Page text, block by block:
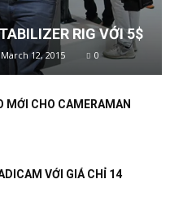
RIG VỚI 5$
March 12, 2015 0
MỚI CHO CAMERAMAN
VỚI GIÁ CHỈ 14